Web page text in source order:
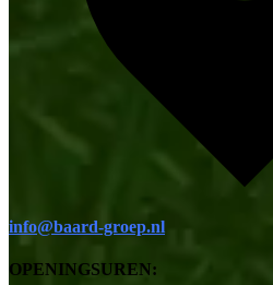
info@baard-groep.nl
OPENINGSUREN: